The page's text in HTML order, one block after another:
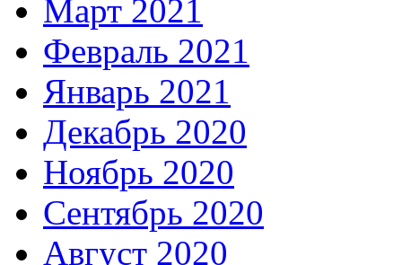
Март 2021
Февраль 2021
Январь 2021
Декабрь 2020
Ноябрь 2020
Сентябрь 2020
Август 2020